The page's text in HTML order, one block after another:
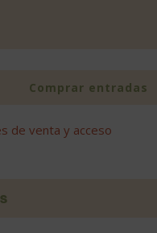
Comprar entradas
de venta y acceso